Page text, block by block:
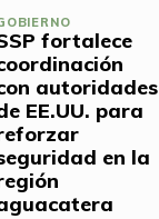
fortalece
autoridades
EE.UU. para
en la